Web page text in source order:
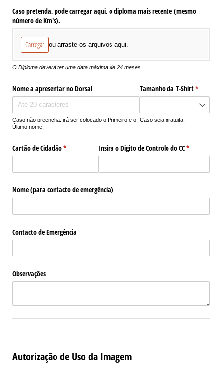
Caso pretenda, pode carregar aqui, o diploma mais recente (mesmo
número de Km's).
Carregar ou arraste os arquivos aqui.
O Diploma deverá ter uma data máxima de 24 meses.
Nome a apresentar no Dorsal
Caso não preencha, irá ser colocado o Primeiro e o
Último nome.
Tamanho da T-Shirt*
Caso seja gratuita.
Cartão de Cidadão*
(obrigatório) Insira o Digito de Controlo do CC*
(obrigatório)
Nome (para contacto de emergência)
Contacto de Emergência
Observações
Autorização de Uso da Imagem